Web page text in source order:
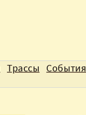
Трассы События